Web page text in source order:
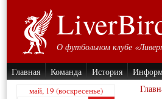
О футбольном клубе
Главная Команда История
май, 19 (воскресенье)